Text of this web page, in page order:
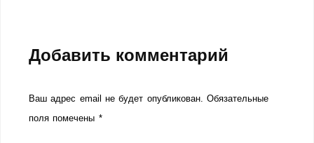
Добавить комментарий
Ваш адрес email не будет опубликован. Обязательные
поля помечены *